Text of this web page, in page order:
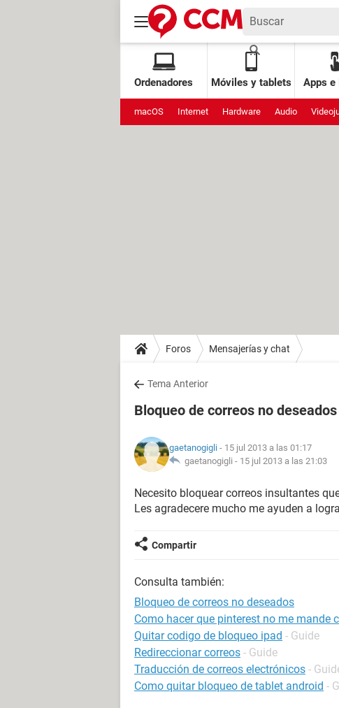
Ordenadores Móviles y tablets Apps e
macOS Internet Hardware Audio
Foros Mensajerías y chat
Tema Anterior
Bloqueo de correos no deseados
gaetanogigli - 15 jul 2013 a las 01:17
gaetanogigli - 15 jul 2013 a las 21:03
Necesito bloquear correos insultantes
Les agradecere mucho me ayuden a
Compartir
Consulta también:
Bloqueo de correos no deseados
Como hacer que pinterest no me mande
Quitar codigo de bloqueo ipad - Guide
Redireccionar correos - Guide
Traducción de correos electrónicos -
Como quitar bloqueo de tablet android -